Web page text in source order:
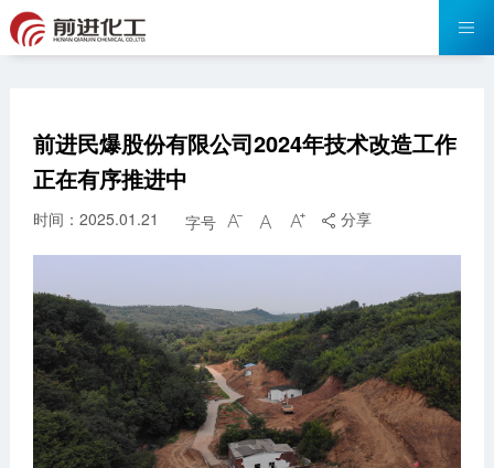
前进民爆股份有限公司2024年技术改造工作
正在有序推进中
时间：2025.01.21 字号     分享